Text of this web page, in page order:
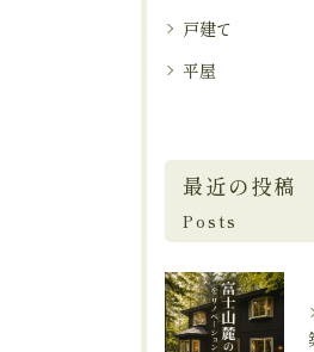
戸建て
平屋
最近の投稿
Posts